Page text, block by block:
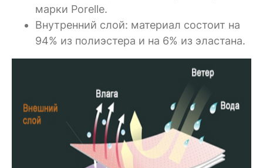
марки Porelle.
Внутренний слой: материал состоит на
94% из полиэстера и на 6% из эластана.